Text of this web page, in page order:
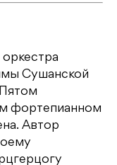
Сушанской
фортепианном
Автор